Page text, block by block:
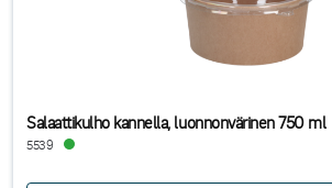
Salaattikulho kannella, luonnonvärinen 750 ml
5539